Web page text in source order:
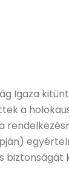
Igaza
a